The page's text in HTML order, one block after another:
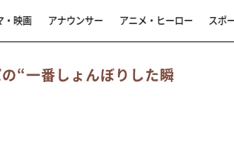
・映画 アナウンサー アニメ・ヒーロー スポ
“一番しょんぼりした瞬